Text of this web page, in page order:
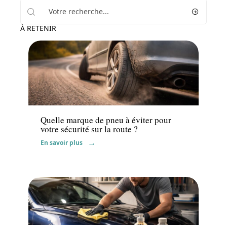
À RETENIR
Actu
Quelle marque de pneu à éviter pour
votre sécurité sur la route ?
En savoir plus